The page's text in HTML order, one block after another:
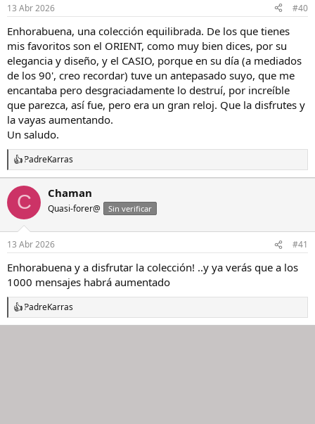
e
:
13 Abr 2026 #40
Enhorabuena, una colección equilibrada. De los que tienes
mis favoritos son el ORIENT, como muy bien dices, por su
elegancia y diseño, y el CASIO, porque en su día (a mediados
de los 90', creo recordar) tuve un antepasado suyo, que me
encantaba pero desgraciadamente lo destruí, por increíble
que parezca, así fue, pero era un gran reloj. Que la disfrutes y
la vayas aumentando.
Un saludo.
R
e
a
i
o
n
e
s
PadreKarras
C Chaman
Quasi-forer@ Sin verificar
13 Abr 2026 #41
Enhorabuena y a disfrutar la colección! ..y ya verás que a los
1000 mensajes habrá aumentado
R
e
PadreKarras